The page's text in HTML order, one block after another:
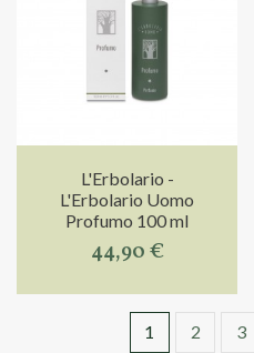
L'Erbolario -
L'Erbolario Uomo
Profumo 100 ml
44,90 €
1 2 3